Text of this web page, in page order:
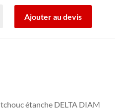
Ajouter au devis
étanche DELTA DIAM